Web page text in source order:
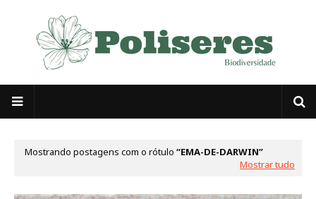
Mostrando postagens com o rótulo
EMA-DE-DARWIN
Mostrar tudo